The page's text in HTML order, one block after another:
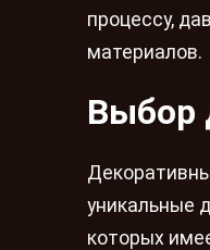
процессу,
материалов.
Выбор
уникальные
которых